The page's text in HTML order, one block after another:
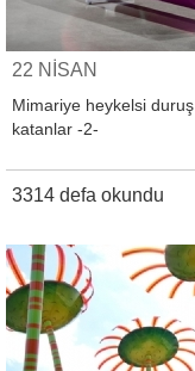
22 NİSAN
Mimariye heykelsi duruş
katanlar -2-
3314 defa okundu